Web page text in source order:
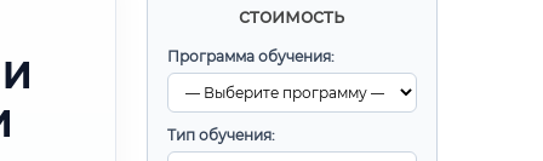
стоимость
Программа обучения:
Тип обучения: